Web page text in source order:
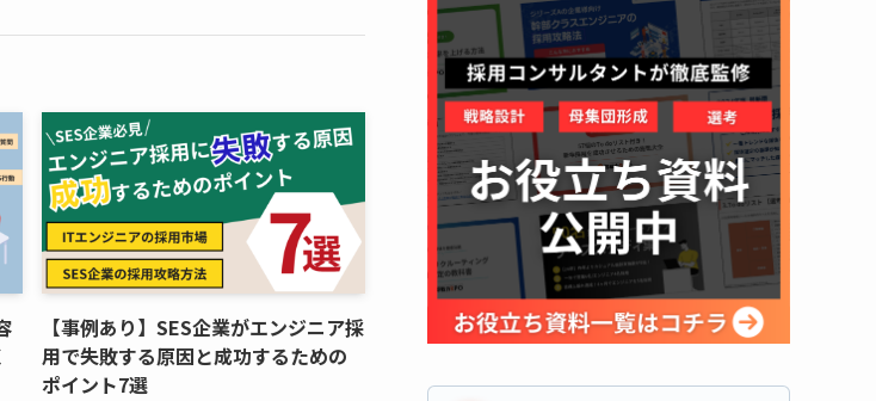
【事例あり】SES企業がエンジニア採
用で失敗する原因と成功するための
ポイント7選